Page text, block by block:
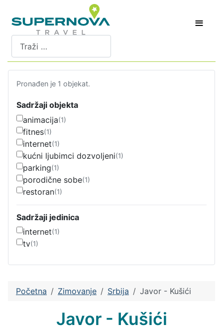
≡
Pretraži
Početna Zimovanje Srbija Javor - Kušići
Javor - Kušići
Pronađen je 1 objekat.
Sadržaji objekta
animacija(1)
fitnes(1)
internet(1)
kućni ljubimci dozvoljeni(1)
parking(1)
porodične sobe(1)
restoran(1)
Sadržaji jedinica
internet(1)
tv(1)